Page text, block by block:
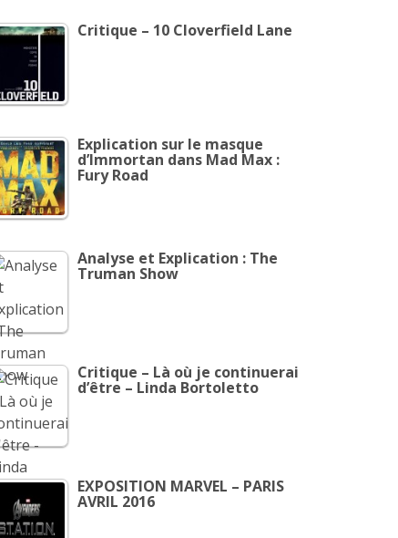
Critique – 10 Cloverfield Lane
Explication sur le masque
d’Immortan dans Mad Max :
Fury Road
Analyse et Explication : The
Truman Show
Critique – Là où je continuerai
d’être – Linda Bortoletto
EXPOSITION MARVEL – PARIS
AVRIL 2016